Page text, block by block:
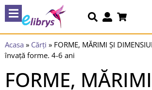
Acasa » Cărți » FORME, MĂRIMI ȘI
învață forme. 4-6 ani
FORME,